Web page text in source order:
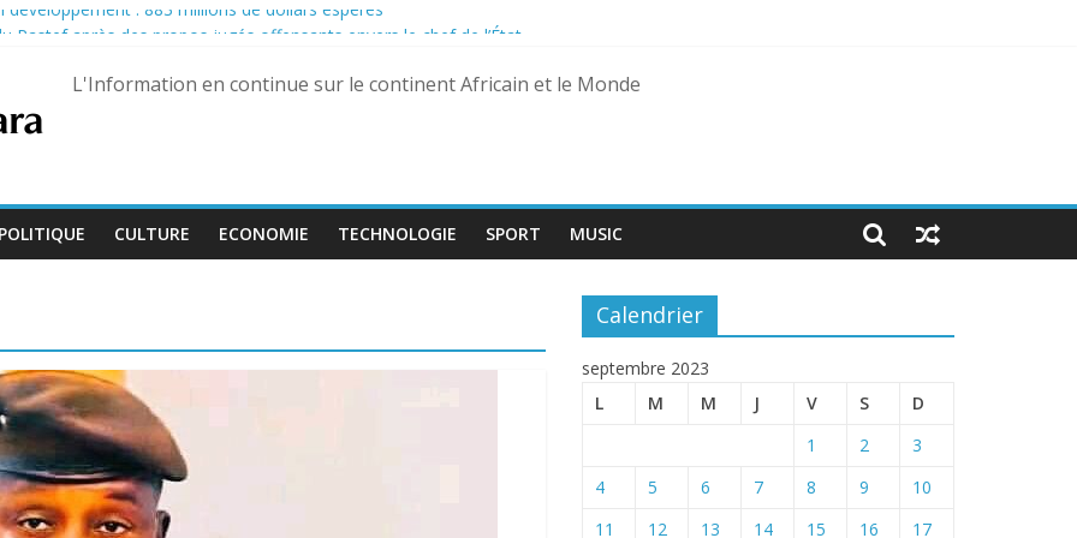
développement : 883 millions de dollars espérés
pour les militaires, une hausse historique jusqu’à 80 %
Bienvenu Lamah promu général de brigade
13 août dans trois États différents
L'Information en continue sur le continent Africain et le Monde
POLITIQUE CULTURE ECONOMIE TECHNOLOGIE SPORT MUSIC
Calendrier
septembre 2023
L
M M J V S D
1 2
3
4
5 6 7 8 9
10
11
12 13 14 15 16
17